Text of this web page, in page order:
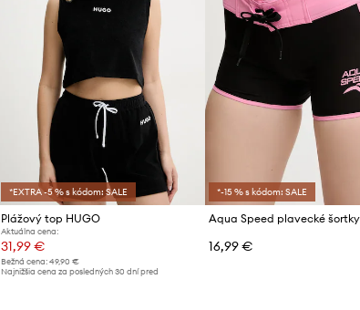
*EXTRA -5 % s kódom: SALE
Plážový top HUGO
Aktuálna cena:
31,99 €
Bežná cena: 49,90 €
Najnižšia cena za posledných 30 dní pred
*-15 % s kódom: SALE
16,99 €